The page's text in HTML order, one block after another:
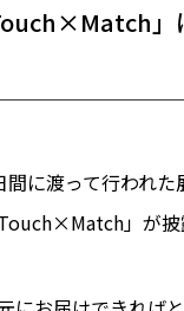
」
に渡って行われた
」が披